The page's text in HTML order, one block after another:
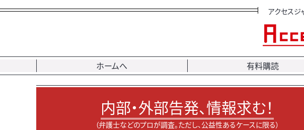
アクセス
ホームへ 有料購読
内部・外部告発、情報求む！
（弁護士などのプロが調査。ただし、公益性あるケースに限る）